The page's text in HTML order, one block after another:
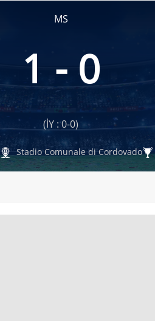
MS
1 - 0
(İY : 0-0)
Stadio Comunale di Cordovado